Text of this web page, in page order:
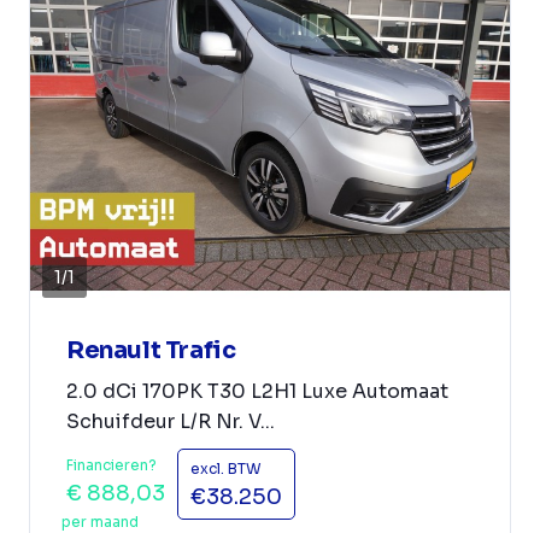
1/1
Renault Trafic
2.0 dCi 170PK T30 L2H1 Luxe Automaat
Schuifdeur L/R Nr. V...
Financieren?
€ 888,03
per maand
excl. BTW
€38.250